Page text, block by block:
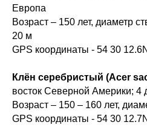
Европа
Возраст – 150 лет, диаметр
20 м
GPS координаты - 54 30
Клён серебристый (Acer
восток Северной Америки; 4
Возраст – 150 – 160 лет,
GPS координаты - 54 30